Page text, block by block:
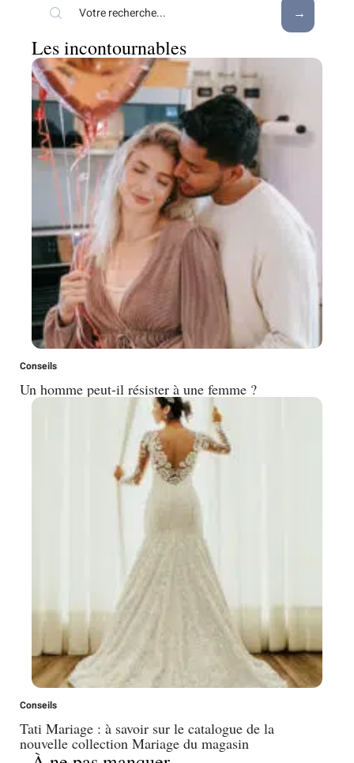
Les incontournables
Conseils
Un homme peut-il résister à une femme ?
Conseils
Tati Mariage : à savoir sur le catalogue de la
nouvelle collection Mariage du magasin